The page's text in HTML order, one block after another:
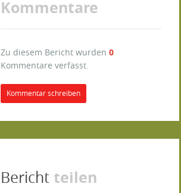
Kommentare
Zu diesem Bericht wurden 0
Kommentare verfasst.
Kommentar schreiben
Bericht teilen